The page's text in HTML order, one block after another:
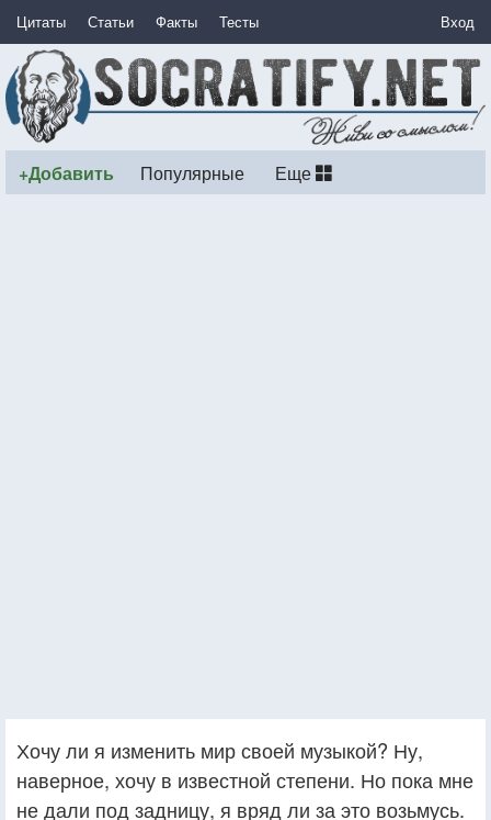
Цитаты Статьи Факты Тесты Вход
+Добавить Популярные Еще
Хочу ли я изменить мир своей музыкой? Ну,
наверное, хочу в известной степени. Но пока мне
не дали под задницу, я вряд ли за это возьмусь.